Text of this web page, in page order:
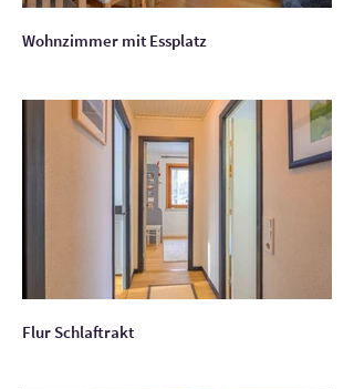
Wohnzimmer mit Essplatz
Flur Schlaftrakt